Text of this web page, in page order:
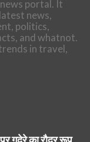
portal. It
news,
politics,
and whatnot.
in travel,